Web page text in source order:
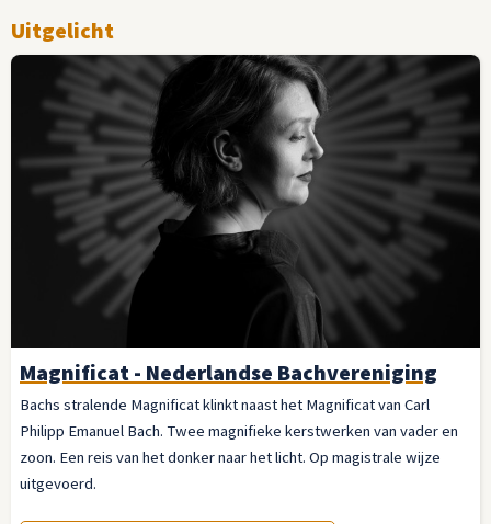
Uitgelicht
Magnificat - Nederlandse Bachvereniging
Bachs stralende Magnificat klinkt naast het Magnificat van Carl
Philipp Emanuel Bach. Twee magnifieke kerstwerken van vader en
zoon. Een reis van het donker naar het licht. Op magistrale wijze
uitgevoerd.